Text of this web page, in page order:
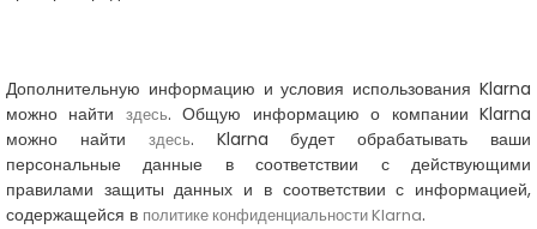
Дополнительную информацию и условия использования Klarna
можно найти здесь. Общую информацию о компании Klarna
можно найти здесь. Klarna будет обрабатывать ваши
персональные данные в соответствии с действующими
правилами защиты данных и в соответствии с информацией,
содержащейся в политике конфиденциальности Klarna.